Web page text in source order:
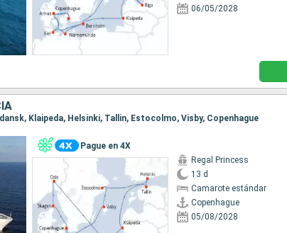
06/05/2028
Klaipeda, Helsinki, Tallin, Estocolmo, Visby, Copenhague
Pague en 4X
Regal Princess
13 d
Camarote estándar
Copenhague
05/08/2028